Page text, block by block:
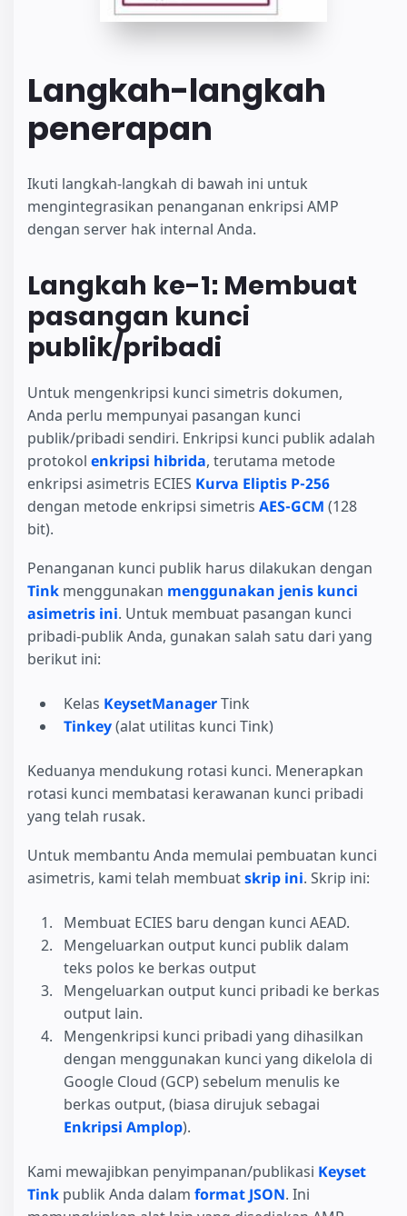
Langkah-langkah
penerapan
Ikuti langkah-langkah di bawah ini untuk
mengintegrasikan penanganan enkripsi AMP
dengan server hak internal Anda.
Langkah ke-1: Membuat
pasangan kunci
publik/pribadi
Untuk mengenkripsi kunci simetris dokumen,
Anda perlu mempunyai pasangan kunci
publik/pribadi sendiri. Enkripsi kunci publik adalah
protokol enkripsi hibrida, terutama metode
enkripsi asimetris ECIES Kurva Eliptis P-256
dengan metode enkripsi simetris AES-GCM (128
bit).
Penanganan kunci publik harus dilakukan dengan
Tink menggunakan menggunakan jenis kunci
asimetris ini. Untuk membuat pasangan kunci
pribadi-publik Anda, gunakan salah satu dari yang
berikut ini:
Kelas KeysetManagerTink
Tinkey(alat utilitas kunci Tink)
Keduanya mendukung rotasi kunci. Menerapkan
rotasi kunci membatasi kerawanan kunci pribadi
yang telah rusak.
Untuk membantu Anda memulai pembuatan kunci
asimetris, kami telah membuatskrip ini. Skrip ini:
Membuat ECIES baru dengan kunci AEAD.
Mengeluarkan output kunci publik dalam
teks polos ke berkas output
Mengeluarkan output kunci pribadi ke berkas
output lain.
Mengenkripsi kunci pribadi yang dihasilkan
dengan menggunakan kunci yang dikelola di
Google Cloud (GCP) sebelum menulis ke
berkas output, (biasa dirujuk sebagai
Enkripsi Amplop).
Kami mewajibkan penyimpanan/publikasi Keyset
Tink publik Anda dalam format JSON. Ini